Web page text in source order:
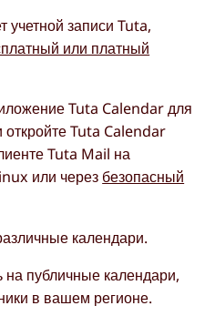
учетной записи Tuta,
или платный
Tuta Calendar для
Tuta Calendar
Tuta Mail на
или через безопасный
календари.
публичные календари,
в вашем регионе.